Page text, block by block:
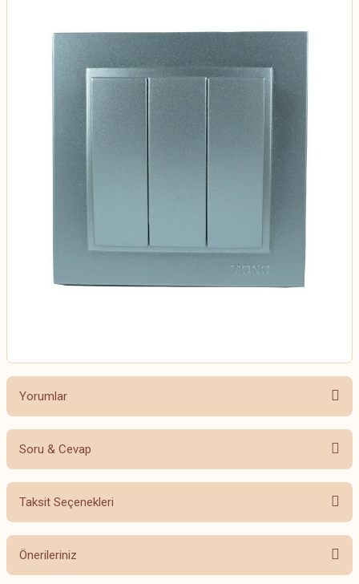
Yorumlar
Soru & Cevap
Taksit Seçenekleri
Önerileriniz